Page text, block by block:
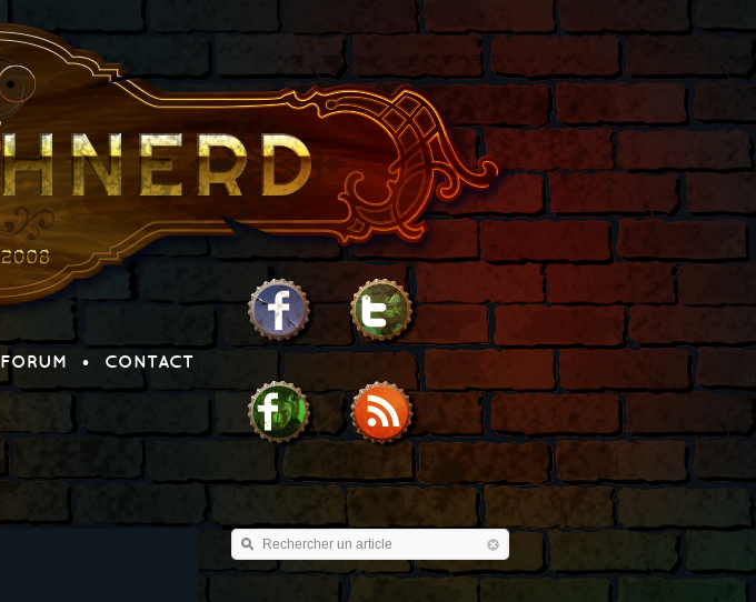
FORUM CONTACT
Rechercher un article